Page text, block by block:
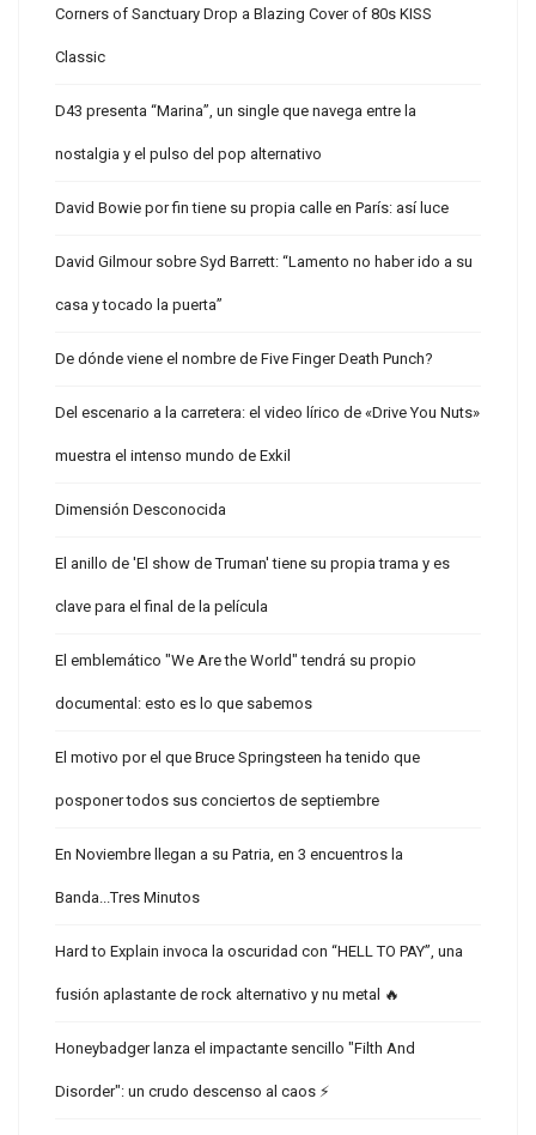
Corners of Sanctuary Drop a Blazing Cover of 80s KISS
Classic
D43 presenta “Marina”, un single que navega entre la
nostalgia y el pulso del pop alternativo
David Bowie por fin tiene su propia calle en París: así luce
David Gilmour sobre Syd Barrett: “Lamento no haber ido a su
casa y tocado la puerta”
De dónde viene el nombre de Five Finger Death Punch?
Del escenario a la carretera: el video lírico de «Drive You Nuts»
muestra el intenso mundo de Exkil
Dimensión Desconocida
El anillo de 'El show de Truman' tiene su propia trama y es
clave para el final de la película
El emblemático "We Are the World" tendrá su propio
documental: esto es lo que sabemos
El motivo por el que Bruce Springsteen ha tenido que
posponer todos sus conciertos de septiembre
En Noviembre llegan a su Patria, en 3 encuentros la
Banda...Tres Minutos
Hard to Explain invoca la oscuridad con “HELL TO PAY”, una
fusión aplastante de rock alternativo y nu metal 🔥
Honeybadger lanza el impactante sencillo "Filth And
Disorder": un crudo descenso al caos ⚡